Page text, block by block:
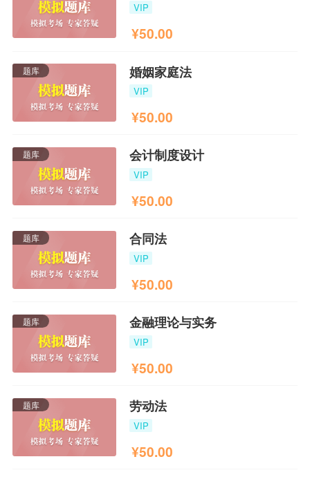
VIP
¥50.00
题库 婚姻家庭法
VIP
¥50.00
题库 会计制度设计
VIP
¥50.00
题库 合同法
VIP
¥50.00
题库 金融理论与实务
VIP
¥50.00
题库 劳动法
VIP
¥50.00